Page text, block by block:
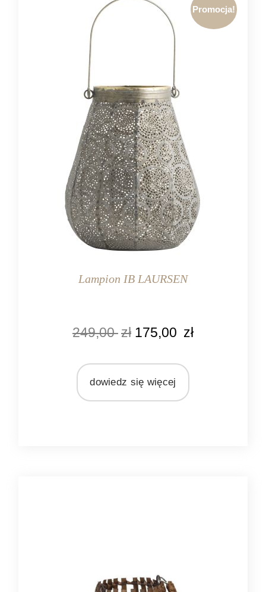
Promocja!
Lampion IB LAURSEN
249,00zł 175,00 zł
dowiedz się więcej